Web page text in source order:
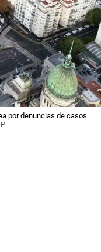
por denuncias de casos